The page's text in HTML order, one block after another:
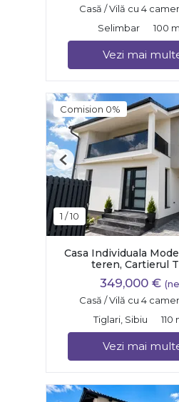
Casă / Vilă cu 4
Selimbar
100
Vezi mai
Comision 0%
1 /10
Previous
Casa Individuala
teren, Cartierul
349,000 €
Casă / Vilă cu 4
Tiglari, Sibiu
110
Vezi mai